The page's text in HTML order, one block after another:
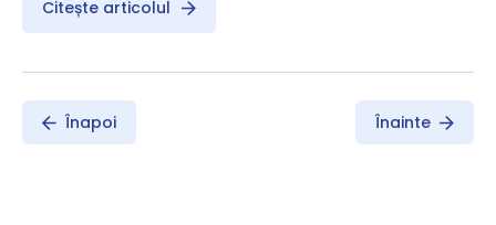
Citește articolul
Înapoi Înainte